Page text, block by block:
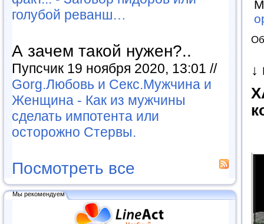
голубой реванш…
А зачем такой нужен?..
Пупсчик 19 ноября 2020, 13:01 //
Gorg.Любовь и Секс.Мужчина и
Женщина - Как из мужчины
сделать импотента или
осторожно Стервы.
Посмотреть все
Мы рекомендуем